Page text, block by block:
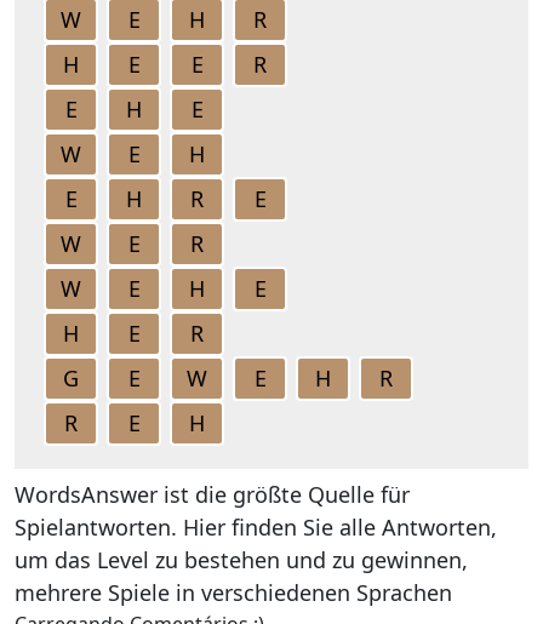
W
E H
R
H
E E
R
E
H
E
W
E
H
E
H R
E
W
E
R
W
E H
E
H
E
R
G
E W E H
R
R
E H
WordsAnswer ist die größte Quelle für
Spielantworten. Hier finden Sie alle Antworten,
um das Level zu bestehen und zu gewinnen,
mehrere Spiele in verschiedenen Sprachen